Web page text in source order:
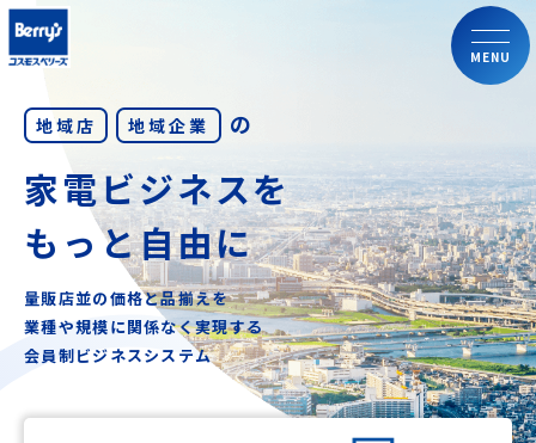
MENU
地域店 地域企業 の
家電ビジネスを
もっと自由に
量販店並の価格と品揃えを
業種や規模に関係なく実現する
会員制ビジネスシステム